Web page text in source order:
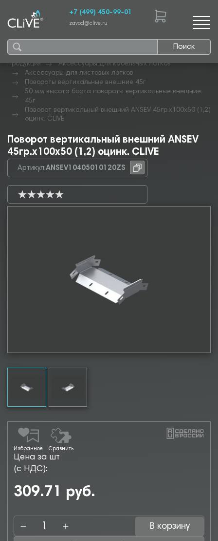
Поиск
+7 (499) 450-99-01
zavod@clive.ru
Продукция
Аксессуары для кабельных лотков
Аксессуары для листовых лотков
Повороты вертикальные внешние 45г
50 мм высота борта повороты вертикальные внешние
45г
Поворот вертикальный внешний ANSEV 45гр.х100х50 (1,2)
оцинк. CLIVE
Поворот вертикальный внешний ANSEV
45гр.х100х50 (1,2) оцинк. CLIVE
Артикул:ANSEV10405010120ZS
Избранное Сравнить
Цена за шт
(с НДС):
309.71 руб.
В корзину